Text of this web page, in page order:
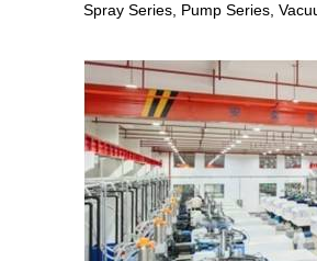
Spray Series, Pump Series,